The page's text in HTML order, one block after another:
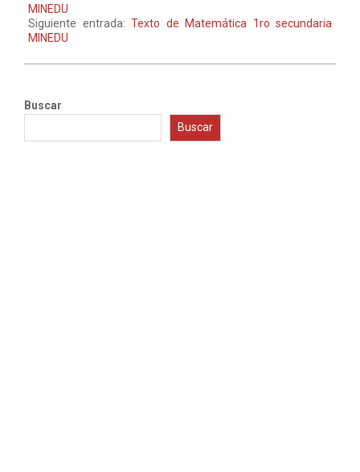
MINEDU
Siguiente entrada: Texto de Matemática 1ro secundaria
MINEDU
Buscar
Buscar